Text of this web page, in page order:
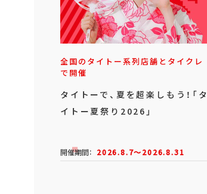
全国のタイトー系列店舗とタイクレ
で開催
タイトーで、夏を超楽しもう！「タ
イトー夏祭り2026」
開催期間： 2026.8.7～2026.8.31